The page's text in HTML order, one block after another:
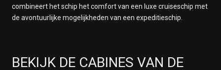
combineert het schip het comfort van een luxe cruiseschip met
de avontuurlijke mogelijkheden van een expeditieschip.
BEKIJK DE CABINES VAN DE